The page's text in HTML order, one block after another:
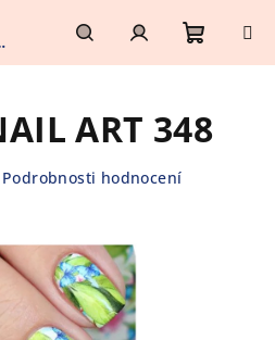
HledatPřihlášení
košík
ART 348
Podrobnosti hodnocení